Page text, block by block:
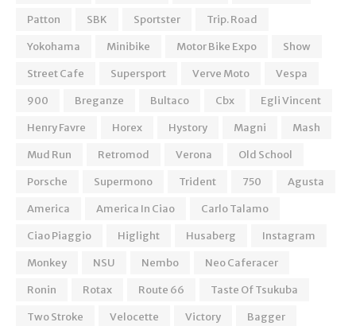
Patton
SBK Sportster
Trip. Road
Yokohama
Minibike Motor Bike Expo
Show
Street Cafe
Supersport Verve Moto
Vespa
900
Breganze Bultaco Cbx
Egli Vincent
Henry Favre
Horex Hystory Magni
Mash
Mud Run
Retromod Verona
Old School
Porsche
Supermono Trident 750
Agusta
America
America In Ciao
Carlo Talamo
Ciao Piaggio
Higlight Husaberg
Instagram
Monkey
NSU Nembo
Neo Caferacer
Ronin
Rotax Route 66
Taste Of Tsukuba
Two Stroke
Velocette Victory
Bagger